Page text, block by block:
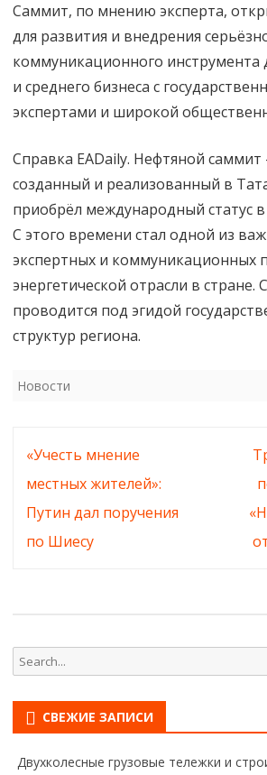
Саммит, по мнению эксперта,
для развития и внедрения
коммуникационного инструмента
и среднего бизнеса с
экспертами и широкой
Справка EADaily. Нефтяной
созданный и реализованный в
приобрёл международный статус в
С этого времени стал одной из
экспертных и коммуникационных
энергетической отрасли в стране.
проводится под эгидой
структур региона.
Новости
Навигация
по
записям
«Учесть мнение
местных жителей»:
Путин дал поручения
по Шиесу
Search
for:
СВЕЖИЕ ЗАПИСИ
Двухколесные грузовые тележки и